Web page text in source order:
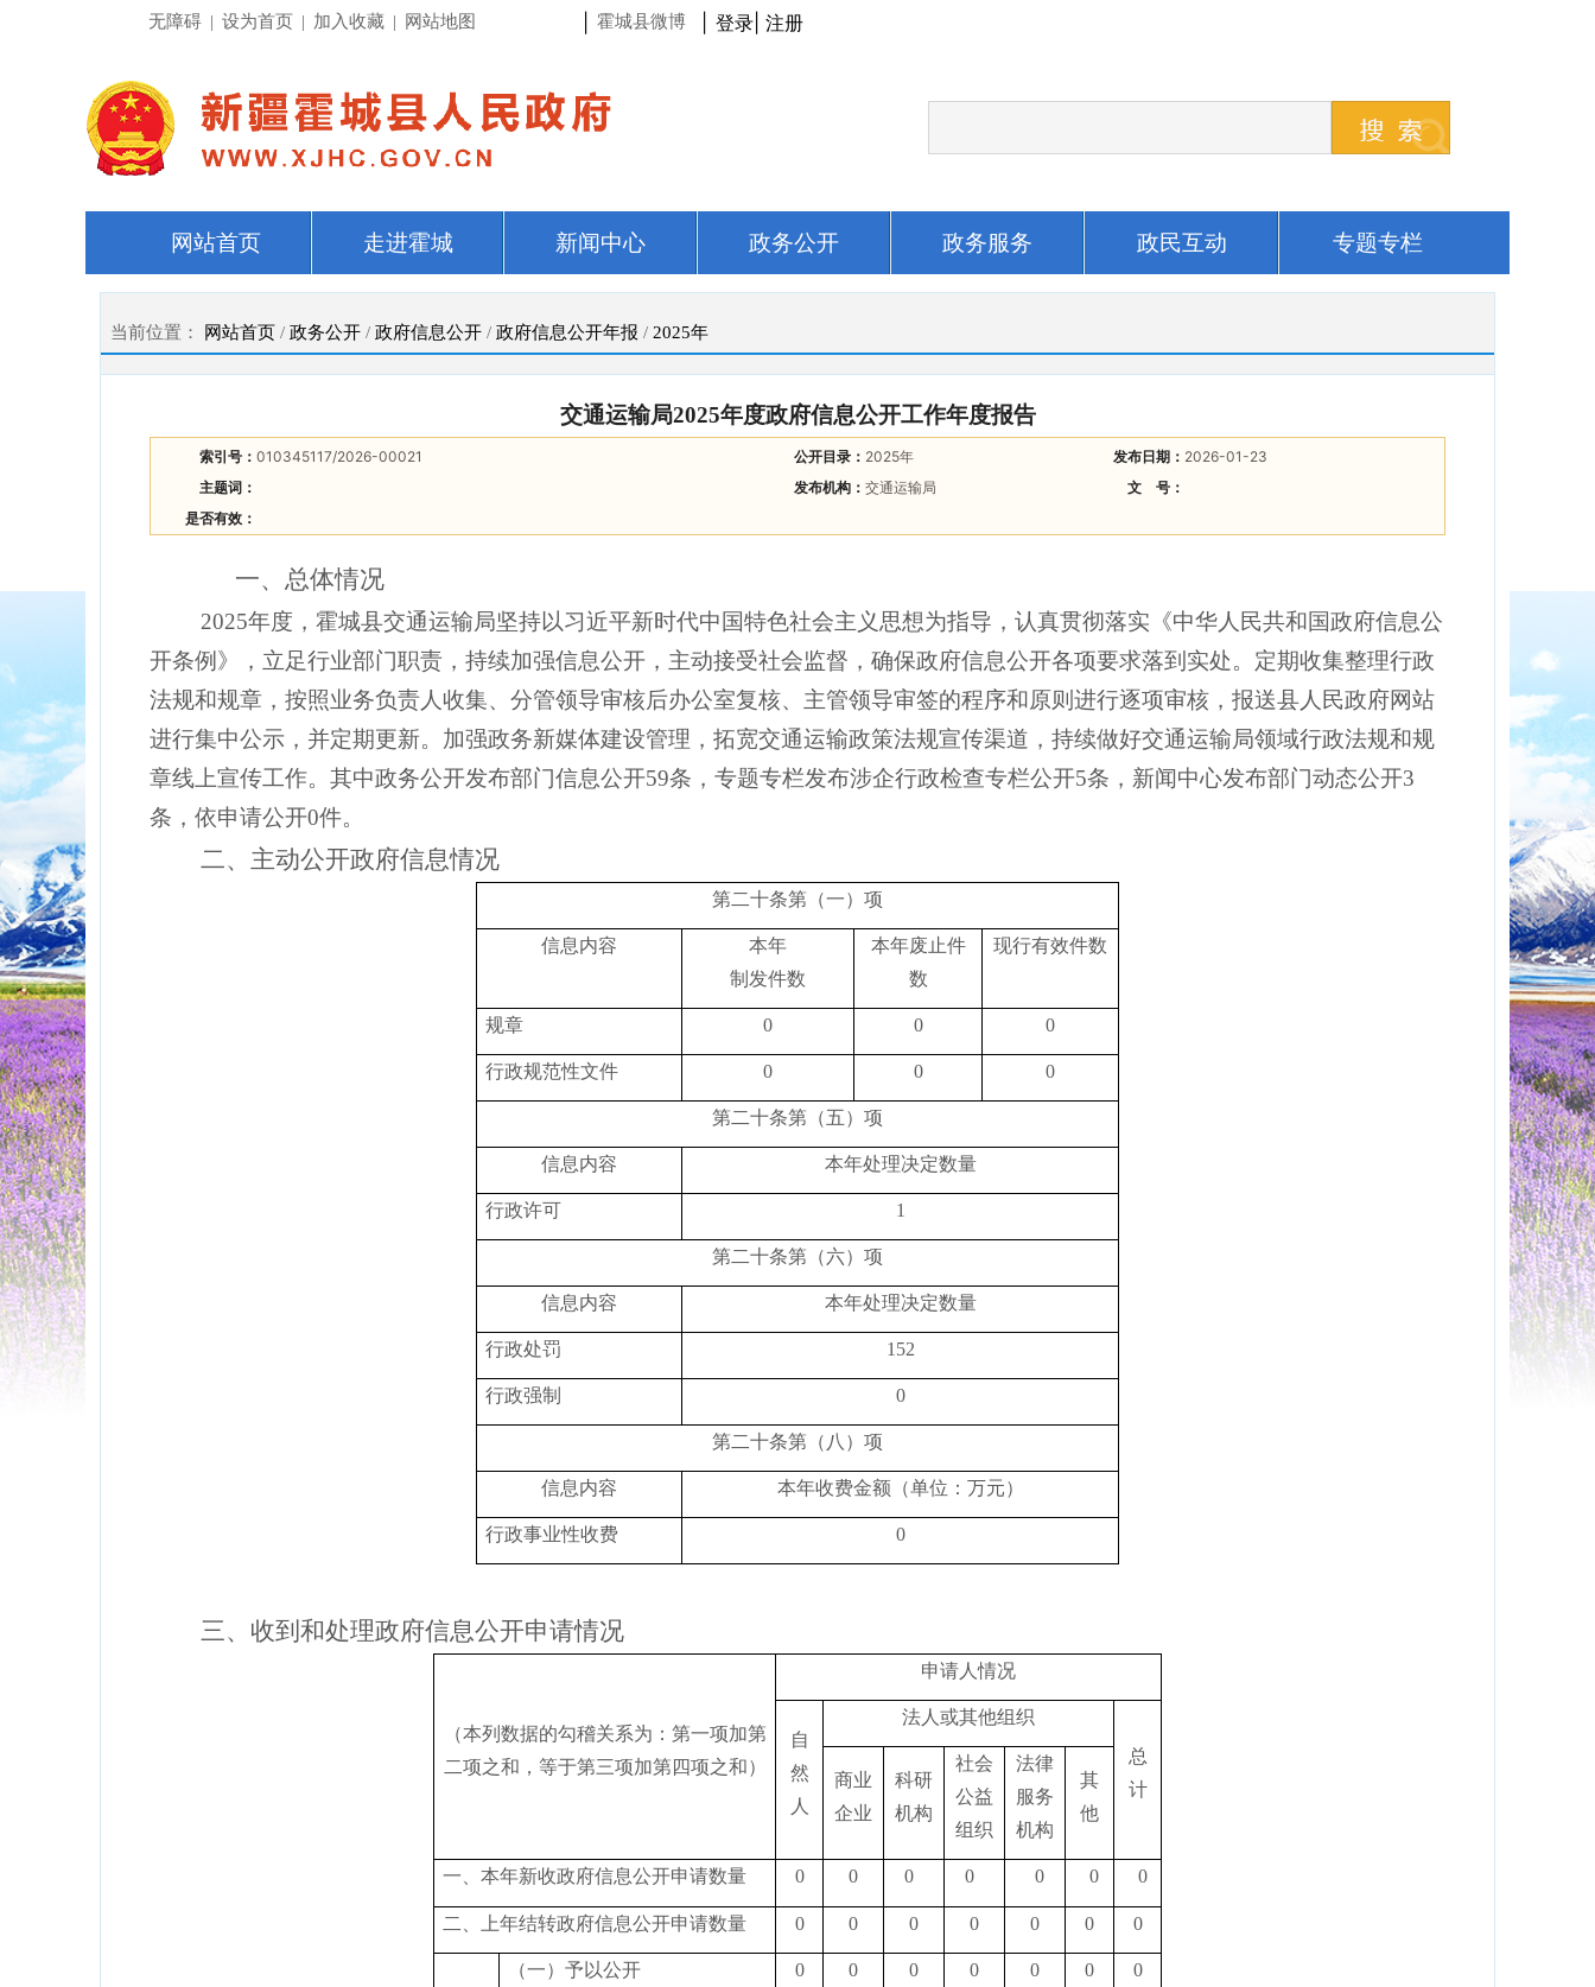
无障碍 | 设为首页 | 加入收藏 | 网站地图 霍城县微博 登录 注册
网站首页 走进霍城 新闻中心 政务公开 政务服务 政民互动 专题专栏
当前位置： 网站首页 / 政务公开 / 政府信息公开 / 政府信息公开年报 / 2025年
交通运输局2025年度政府信息公开工作年度报告
索引号： 010345117/2026-00021 公开目录： 2025年 发布日期： 2026-01-23
主题词：
发布机构： 交通运输局
文 号：
是否有效：
一、 总体情况
2025年度，霍城县交通运输局坚持以习近平新时代中国特色社会主义思想为指导，认真贯彻落实《中华人民共和国政府信息公
开条例》，立足行业部门职责，持续加强信息公开，主动接受社会监督，确保政府信息公开各项要求落到实处。定期收集整理行政
法规和规章，按照业务负责人收集、分管领导审核后办公室复核、主管领导审签的程序和原则进行逐项审核，报送县人民政府网站
进行集中公示，并定期更新。加强政务新媒体建设管理，拓宽交通运输政策法规宣传渠道，持续做好交通运输局领域行政法规和规
章线上宣传工作。其中政务公开发布部门信息公开59条，专题专栏发布涉企行政检查专栏公开5条，新闻中心发布部门动态公开3
条，依申请公开0件。
二、主动公开政府信息情况
第二十条第（一）项
信息内容
本年
制 发件数
本年废止件
数
现行有效件数
规章 0 0 0
行政规范性文件 0 0 0
第二十条第（五）项
信息内容 本年处理决定数量
行政许可 1
第二十条第（六）项
信息内容 本年处理决定数量
行政处罚 152
行政强制 0
第二十条第（八）项
信息内容 本年收费金额（单位：万元）
行政事业性收费 0
三、收到和处理政府信息公开申请情况
（本列数据的勾稽关系为：第一项加第
二项之和，等于第三项加第四项之和）
申请人情况
自
然
人
法人或其他组织
总
计
商业
企业
科研
机构
社会
公益
组织
法律
服务
机构
其
他
一、本年新收政府信息公开申请数量 0 0 0 0 0 0 0
二、上年结转政府信息公开申请数量 0 0 0 0 0 0 0
（一）予以公开 0 0 0 0 0 0 0